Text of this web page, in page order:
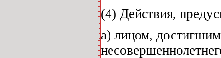
(4) Действия,
a) лицом,